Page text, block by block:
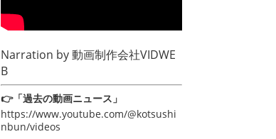
Narration by動画制作会社VIDWE
B
👉「過去の動画ニュース」
https://www.youtube.com/@kotsushi
nbun/videos